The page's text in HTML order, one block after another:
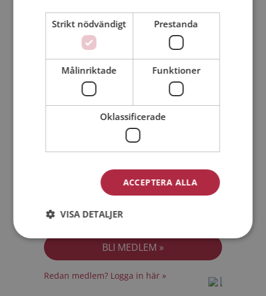
Bli medlem utan kostnad!
Min ålder:
Personuppgiftspolicyn
Redan medlem? Logga in här »
Strikt nödvändigt Prestanda
Målinriktade Funktioner
Oklassificerade
ACCEPTERA ALLA
VISA DETALJER